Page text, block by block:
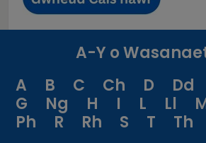
A-Y o
A
B C Ch D Dd
G
Ng H I L Ll
Ph
R Rh S T Th